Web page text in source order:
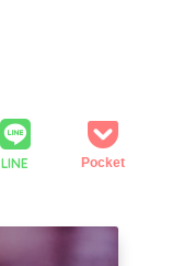
LINE Pocket